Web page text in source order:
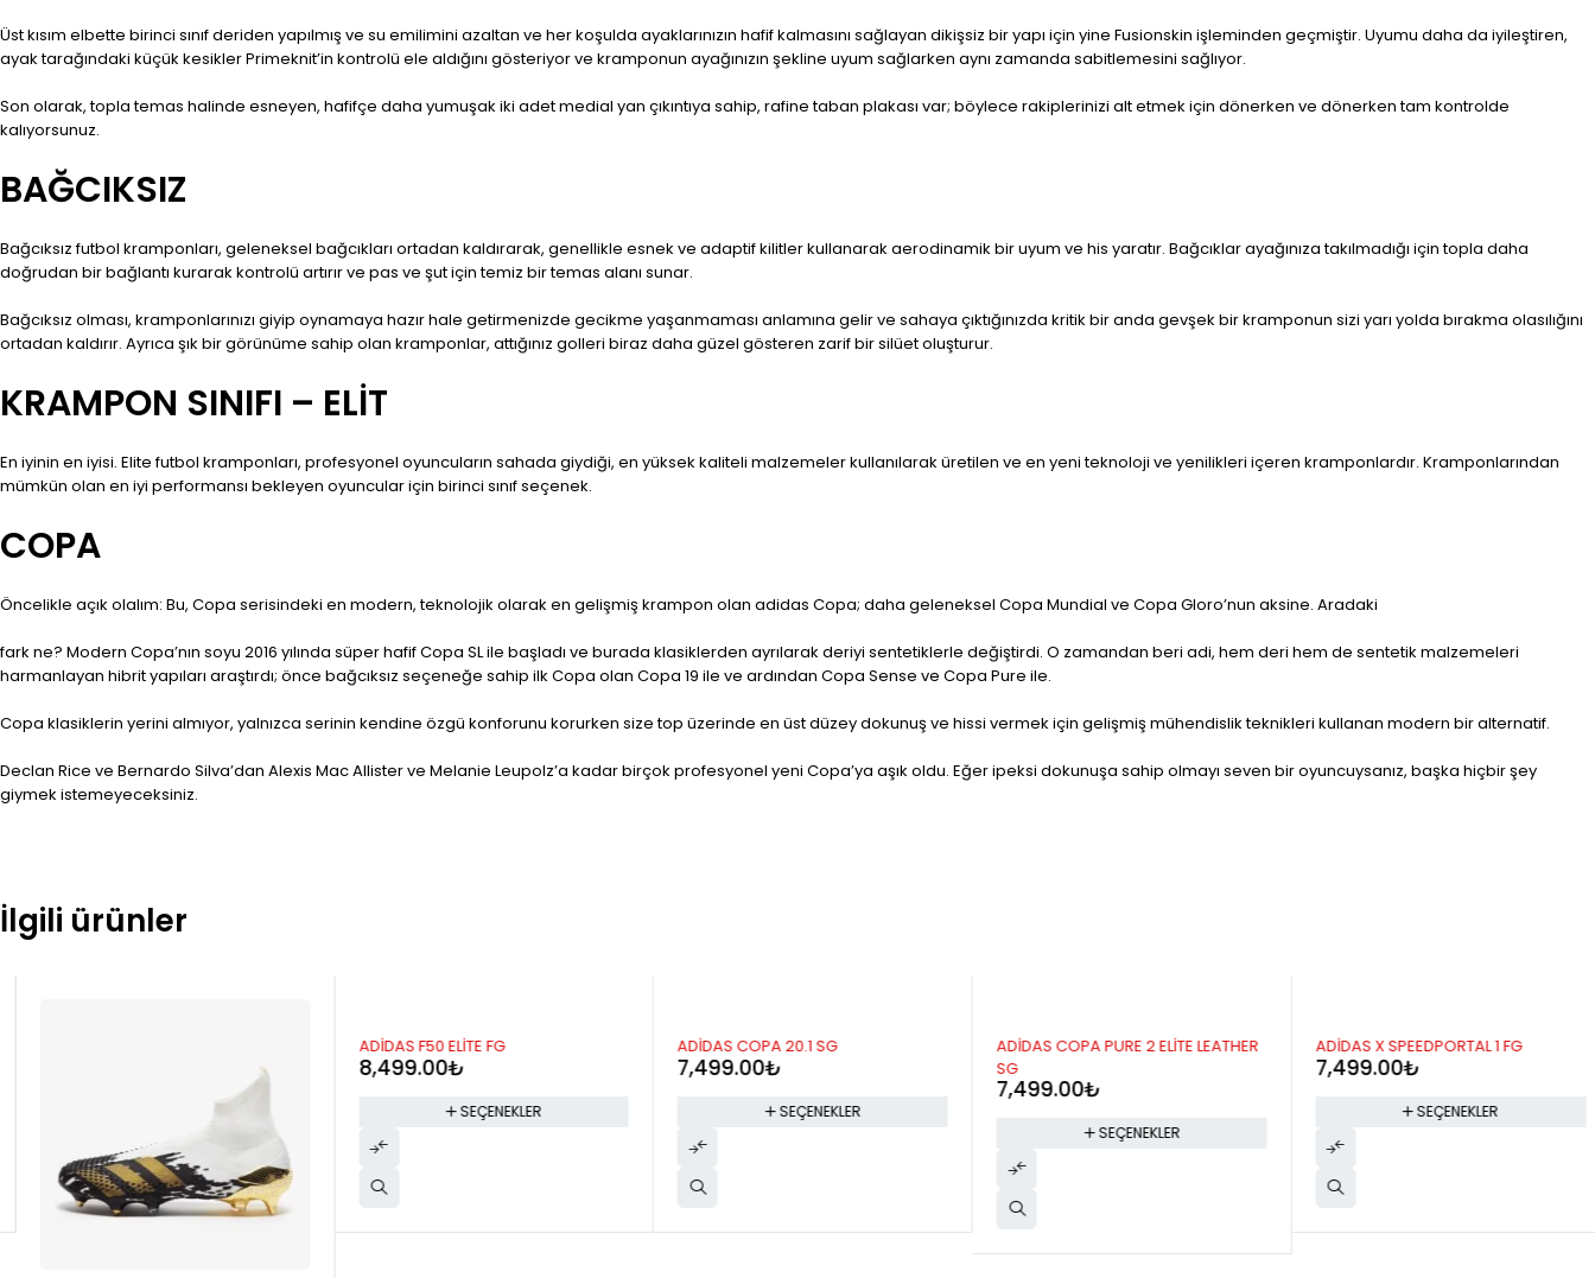
Üst kısım elbette birinci sınıf deriden yapılmış ve su emilimini azaltan ve her koşulda ayaklarınızın hafif kalmasını sağlayan dikişsiz bir yapı için yine Fusionskin işleminden geçmiştir. Uyumu daha da iyileştiren,
ayak tarağındaki küçük kesikler Primeknit’in kontrolü ele aldığını gösteriyor ve kramponun ayağınızın şekline uyum sağlarken aynı zamanda sabitlemesini sağlıyor.
Son olarak, topla temas halinde esneyen, hafifçe daha yumuşak iki adet medial yan çıkıntıya sahip, rafine taban plakası var; böylece rakiplerinizi alt etmek için dönerken ve dönerken tam kontrolde
kalıyorsunuz.
BAĞCIKSIZ
Bağcıksız futbol kramponları, geleneksel bağcıkları ortadan kaldırarak, genellikle esnek ve adaptif kilitler kullanarak aerodinamik bir uyum ve his yaratır. Bağcıklar ayağınıza takılmadığı için topla daha
doğrudan bir bağlantı kurarak kontrolü artırır ve pas ve şut için temiz bir temas alanı sunar.
Bağcıksız olması, kramponlarınızı giyip oynamaya hazır hale getirmenizde gecikme yaşanmaması anlamına gelir ve sahaya çıktığınızda kritik bir anda gevşek bir kramponun sizi yarı yolda bırakma olasılığını
ortadan kaldırır. Ayrıca şık bir görünüme sahip olan kramponlar, attığınız golleri biraz daha güzel gösteren zarif bir silüet oluşturur.
KRAMPON SINIFI – ELİT
En iyinin en iyisi. Elite futbol kramponları, profesyonel oyuncuların sahada giydiği, en yüksek kaliteli malzemeler kullanılarak üretilen ve en yeni teknoloji ve yenilikleri içeren kramponlardır. Kramponlarından
mümkün olan en iyi performansı bekleyen oyuncular için birinci sınıf seçenek.
COPA
Öncelikle açık olalım: Bu, Copa serisindeki en modern, teknolojik olarak en gelişmiş krampon olan adidas Copa; daha geleneksel Copa Mundial ve Copa Gloro’nun aksine. Aradaki
fark ne? Modern Copa’nın soyu 2016 yılında süper hafif Copa SL ile başladı ve burada klasiklerden ayrılarak deriyi sentetiklerle değiştirdi. O zamandan beri adi, hem deri hem de sentetik malzemeleri
harmanlayan hibrit yapıları araştırdı; önce bağcıksız seçeneğe sahip ilk Copa olan Copa 19 ile ve ardından Copa Sense ve Copa Pure ile.
Copa klasiklerin yerini almıyor, yalnızca serinin kendine özgü konforunu korurken size top üzerinde en üst düzey dokunuş ve hissi vermek için gelişmiş mühendislik teknikleri kullanan modern bir alternatif.
Declan Rice ve Bernardo Silva’dan Alexis Mac Allister ve Melanie Leupolz’a kadar birçok profesyonel yeni Copa’ya aşık oldu. Eğer ipeksi dokunuşa sahip olmayı seven bir oyuncuysanız, başka hiçbir şey
giymek istemeyeceksiniz.
İlgili ürünler
ADİDAS F50 ELİTE FG
8,499.00₺
SEÇENEKLER
ADİDAS COPA 20.1 SG
7,499.00₺
SEÇENEKLER
ADİDAS COPA PURE 2 ELİTE LEATHER
SG
7,499.00₺
SEÇENEKLER
ADİDAS X SPEEDPORTAL 1 FG
7,499.00₺
SEÇENEKLER